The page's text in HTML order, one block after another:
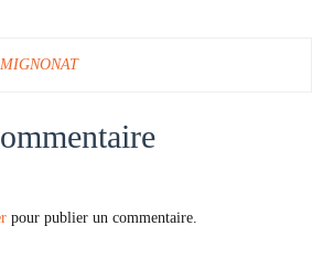
pour publier un commentaire.